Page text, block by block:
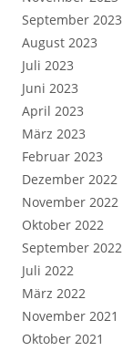
September 2023
August 2023
Juli 2023
Juni 2023
April 2023
März 2023
Februar 2023
Dezember 2022
November 2022
Oktober 2022
September 2022
Juli 2022
März 2022
November 2021
Oktober 2021